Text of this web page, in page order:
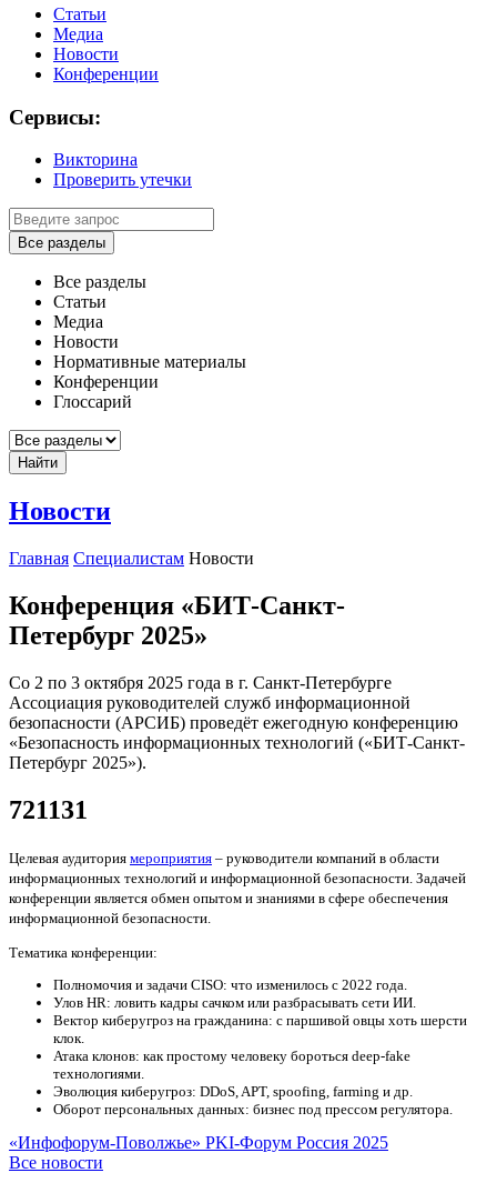
Статьи
Медиа
Новости
Конференции
Сервисы:
Викторина
Проверить утечки
Все разделы
Все разделы
Статьи
Медиа
Новости
Нормативные материалы
Конференции
Глоссарий
Найти
Новости
Главная Специалистам Новости
Конференция «БИТ-Санкт-
Петербург 2025»
Со 2 по 3 октября 2025 года в г. Санкт-Петербурге
Ассоциация руководителей служб информационной
безопасности (АРСИБ) проведёт ежегодную конференцию
«Безопасность информационных технологий («БИТ-Санкт-
Петербург 2025»).
721131
Целевая аудитория мероприятия – руководители компаний в области
информационных технологий и информационной безопасности. Задачей
конференции является обмен опытом и знаниями в сфере обеспечения
информационной безопасности.
Тематика конференции:
Полномочия и задачи CISO: что изменилось с 2022 года.
Улов НR: ловить кадры сачком или разбрасывать сети ИИ.
Вектор киберугроз на гражданина: с паршивой овцы хоть шерсти
клок.
Атака клонов: как простому человеку бороться deep-fake
технологиями.
Эволюция киберугроз: DDoS, APT, spoofing, farming и др.
Оборот персональных данных: бизнес под прессом регулятора.
«Инфофорум-Поволжье» PKI-Форум Россия 2025
Все новости